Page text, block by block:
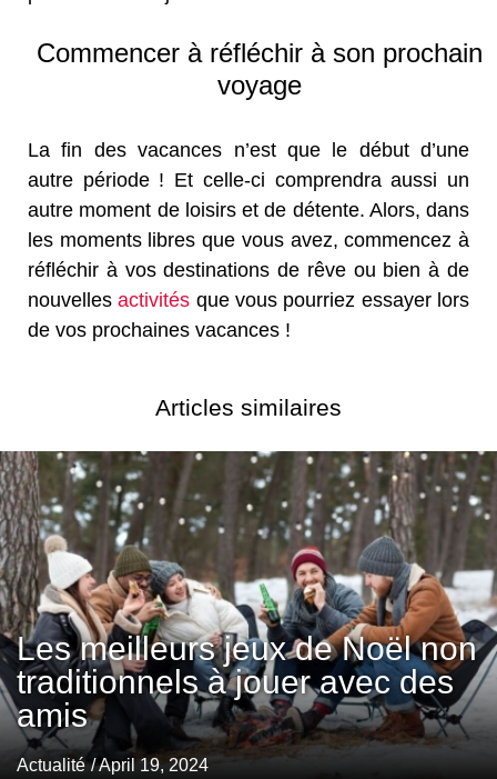
Commencer à réfléchir à son prochain
voyage
La fin des vacances n’est que le début d’une
autre période ! Et celle-ci comprendra aussi un
autre moment de loisirs et de détente. Alors, dans
les moments libres que vous avez, commencez à
réfléchir à vos destinations de rêve ou bien à de
nouvellesactivités que vous pourriez essayer lors
de vos prochaines vacances !
Articles similaires
Les meilleurs jeux de Noël non
traditionnels à jouer avec des
amis
Actualité / April 19, 2024